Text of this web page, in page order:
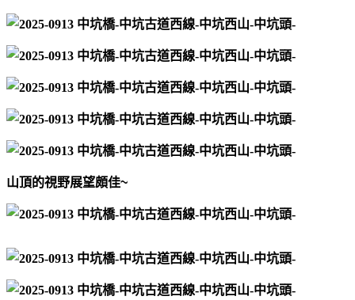
山頂的視野展望頗佳~